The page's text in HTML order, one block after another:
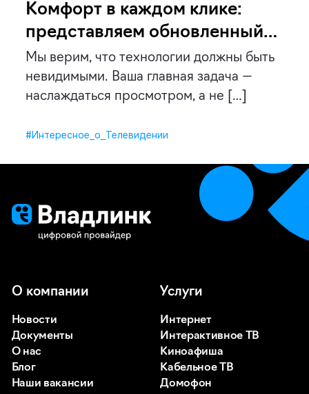
Комфорт в каждом клике:
представляем обновленный
интерфейс Владлинк ТВ
Мы верим, что технологии должны быть
невидимыми. Ваша главная задача —
наслаждаться просмотром, а не […]
#Интересное_о_Телевидении
О компании
Новости
Документы
О нас
Блог
Наши вакансии
Услуги
Интернет
Интерактивное ТВ
Киноафиша
Кабельное ТВ
Домофон